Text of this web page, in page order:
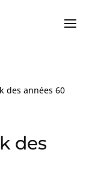
des années 60
des